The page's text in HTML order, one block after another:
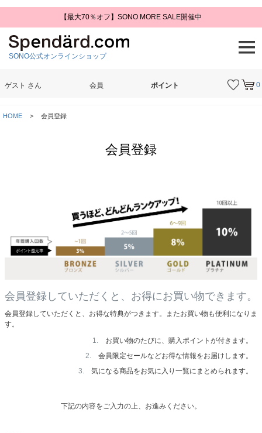
【最大70％オフ】SONO MORE SALE開催中
SONO公式オンラインショップ
0
ゲスト さん 会員 ポイント
HOME 会員登録
会員登録
会員登録していただくと、お得にお買い物できます。
会員登録していただくと、お得な特典がつきます。またお買い物も便利になりま
す。
お買い物のたびに、購入ポイントが付きます。
会員限定セールなどお得な情報をお届けします。
気になる商品をお気に入り一覧にまとめられます。
下記の内容をご入力の上、お進みください。